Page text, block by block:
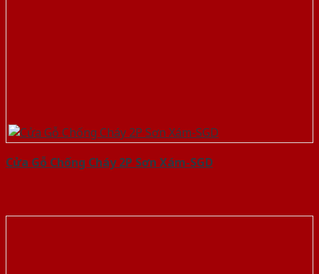
Cửa Gỗ Chống Cháy 2P Sơn Xám-SGD